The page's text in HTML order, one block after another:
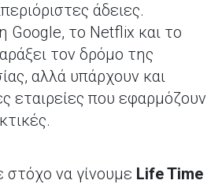
άδειες.
Google, το Netflix και το
τον δρόμο της
αλλά υπάρχουν και
εταιρείες που εφαρμόζουν
στόχο να γίνουμε LifeTime